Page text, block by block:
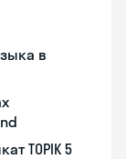
в
TOPIK 5